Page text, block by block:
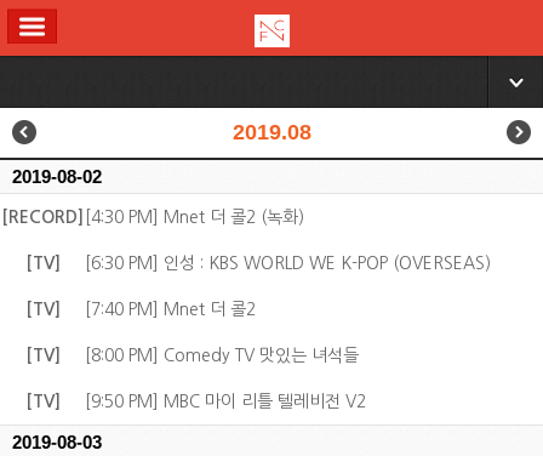
▼
2019.08
2019-08-02
[RECORD] [4:30 PM] Mnet 더 콜2 (녹화)
[TV] [6:30 PM] 인성 : KBS WORLD WE K-POP (OVERSEAS)
[TV] [7:40 PM] Mnet 더 콜2
[TV] [8:00 PM] Comedy TV 맛있는 녀석들
[TV] [9:50 PM] MBC 마이 리틀 텔레비전 V2
2019-08-03